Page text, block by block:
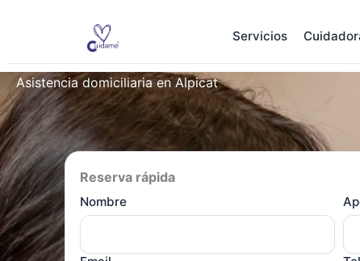
Servicios
Asistencia domiciliaria en Alpicat
Reserva rápida
Nombre